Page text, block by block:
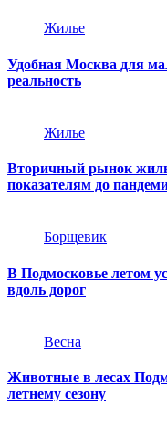
Жилье
Удобная Москва для
реальность
Жилье
Вторичный рынок
показателям до
Борщевик
В Подмосковье летом
вдоль дорог
Весна
Животные в лесах
летнему сезону